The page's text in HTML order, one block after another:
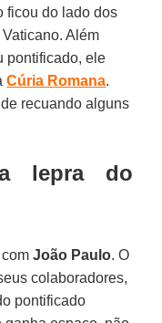
ficou do lado dos
Além
pontificado, ele
Cúria Romana.
recuando alguns
lepra do
João Paulo. O
colaboradores,
pontificado